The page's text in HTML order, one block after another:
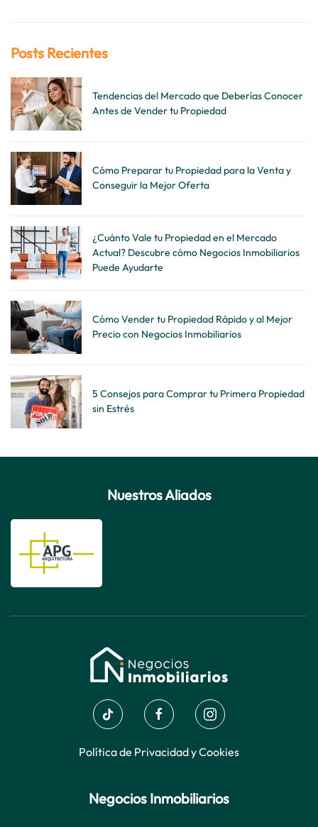
Posts Recientes
Tendencias del Mercado que Deberías Conocer
Antes de Vender tu Propiedad
Cómo Preparar tu Propiedad para la Venta y
Conseguir la Mejor Oferta
¿Cuánto Vale tu Propiedad en el Mercado
Actual? Descubre cómo Negocios Inmobiliarios
Puede Ayudarte
Cómo Vender tu Propiedad Rápido y al Mejor
Precio con Negocios Inmobiliarios
5 Consejos para Comprar tu Primera Propiedad
sin Estrés
Nuestros Aliados
Política de Privacidad y Cookies
Negocios Inmobiliarios